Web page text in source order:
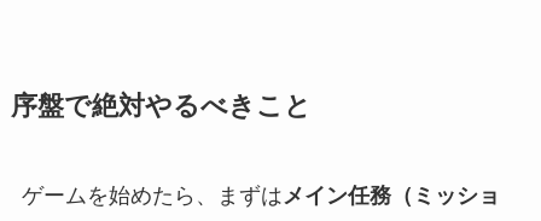
序盤で絶対やるべきこと
ゲームを始めたら、まずはメイン任務（ミッショ